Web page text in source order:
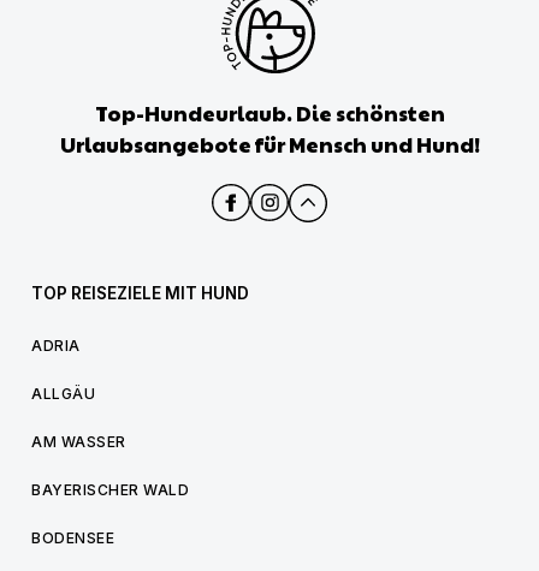
Top-Hundeurlaub. Die schönsten
Urlaubsangebote für Mensch und Hund!
TOP REISEZIELE MIT HUND
ADRIA
ALLGÄU
AM WASSER
BAYERISCHER WALD
BODENSEE